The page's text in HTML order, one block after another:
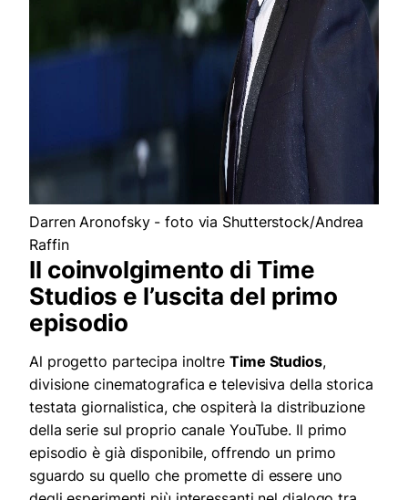
Darren Aronofsky - foto via Shutterstock/Andrea
Raffin
Il coinvolgimento di Time
Studios e l’uscita del primo
episodio
Al progetto partecipa inoltre Time Studios,
divisione cinematografica e televisiva della storica
testata giornalistica, che ospiterà la distribuzione
della serie sul proprio canale YouTube. Il primo
episodio è già disponibile, offrendo un primo
sguardo su quello che promette di essere uno